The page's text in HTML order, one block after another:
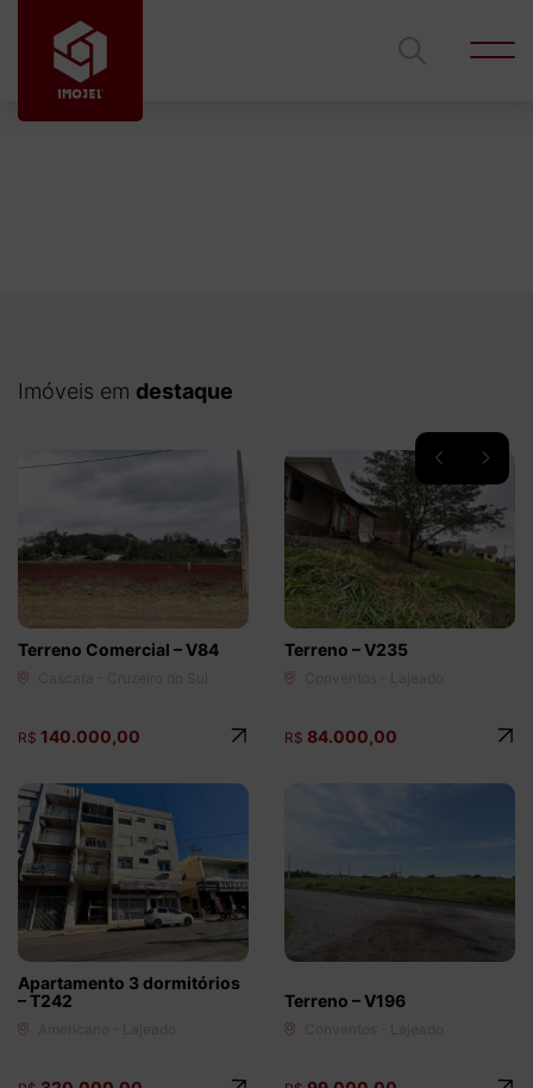
Imóveis em destaque
Terreno Comercial – V84
R$ 140.000,00
Terreno – V235
R$ 84.000,00
Apartamento 3 dormitórios
– T242
Terreno – V196
Cidade
Dormitórios
1 2 3 4+
1 2
Faixa de valor
50.000,00
buscar imóveis
edilsonimojel@gmail.com
(51) 98154 8000
Gustavo Lima
gustavolimalves@hotmail.com
(51) 9 9778 9095